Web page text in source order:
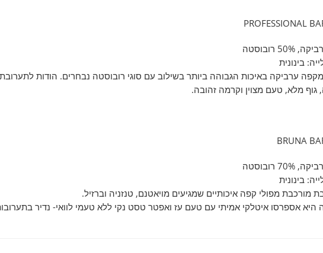
בינונית
ערביקה באיכות הגבוהה ביותר בשילוב עם סוגי רובוסטה נבחרים. הודות לתערובת
גוף מלא, טעם מצוין וקרמה זהובה.
בינונית
מורכבת מפולי קפה איכותיים שמגיעים מויאטנם, טנזניה וברזיל.
היא אספרסו איטלקי אמיתי עם טעם עז ואפטר טסט נקי ללא טעמי לוואי- נדיר